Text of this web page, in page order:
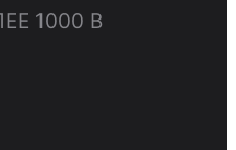
1000 В